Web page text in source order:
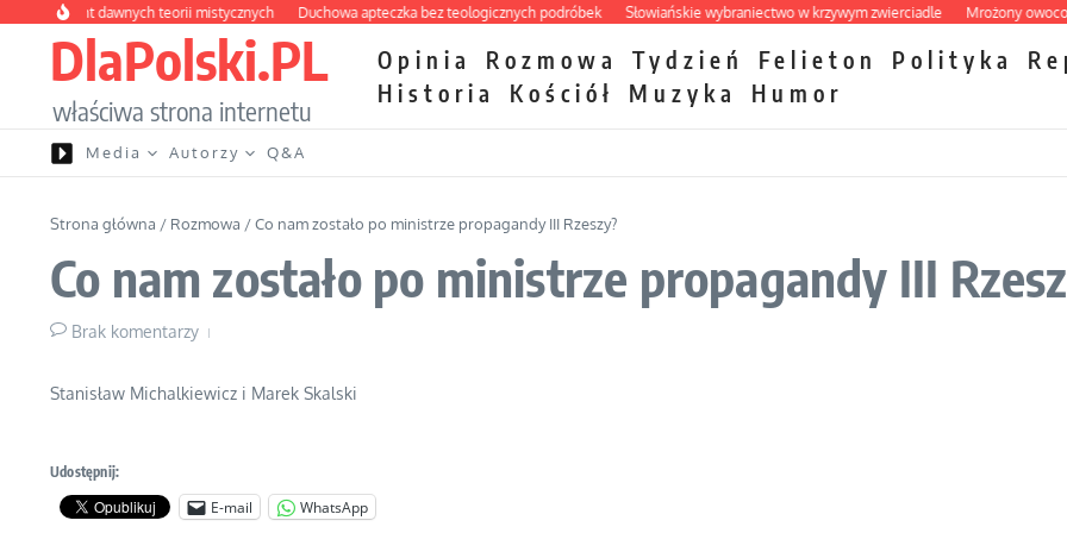
Przejdź do treści
labirynt dawnych teorii mistycznych Duchowa apteczka bez teologicznych podróbek Słowiańskie wybraniectwo w krzywym zwierciadle Mrożony owocowy
DlaPolski.PL
właściwa strona internetu
Opinia Rozmowa Tydzień Felieton Polityka
Historia
Kościół Muzyka Humor
Media Autorzy Q&A
Strona główna / Rozmowa /Co nam zostało po ministrze propagandy III Rzeszy?
Co nam zostało po ministrze propagandy III
Brak komentarzy
Stanisław Michalkiewicz i Marek Skalski
Udostępnij:
E-mail WhatsApp